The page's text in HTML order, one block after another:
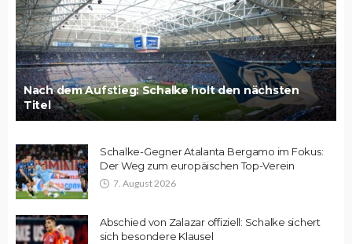
Nach dem Aufstieg: Schalke holt den nächsten
Titel
Schalke-Gegner Atalanta Bergamo im Fokus:
Der Weg zum europäischen Top-Verein
7. August 2026
Abschied von Zalazar offiziell: Schalke sichert
sich besondere Klausel